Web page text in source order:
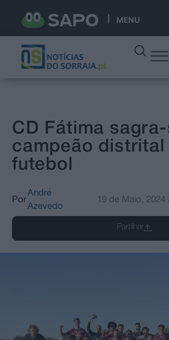
MENU
CD Fátima
campeão distrital
futebol
Por
André
Azevedo
19 de Maio, 2024
Partilhar